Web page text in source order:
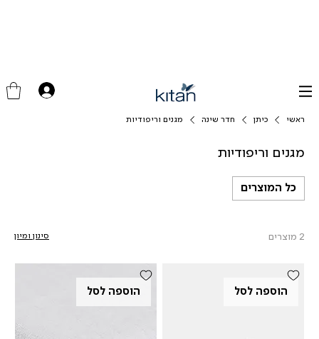
ראשי כיתן חדר שינה מגנים וריפודיות
מגנים וריפודיות
כל המוצרים
2 מוצרים סינון ומיון
הוספה לסל הוספה לסל